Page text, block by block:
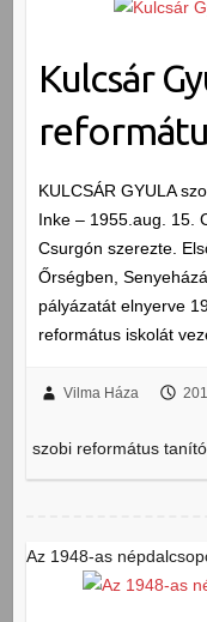
Kulcsár
KULCSÁR GYULA
Inke – 1955.aug. 15.
Csurgón szerezte.
Őrségben,
pályázatát elnyerve
református iskolát
Vilma Háza
szobi református tanító
Az 1948-as